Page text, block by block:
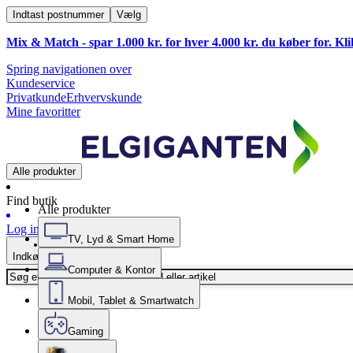
Indtast postnummer Vælg
Mix & Match - spar 1.000 kr. for hver 4.000 kr. du køber for.
Spring navigationen over
Kundeservice
PrivatkundeErhvervskunde
Mine favoritter
Alle produkter
Find butik
Log ind
Indkøbskurv
Alle produkter
TV, Lyd & Smart Home
Computer & Kontor
Mobil, Tablet & Smartwatch
Gaming